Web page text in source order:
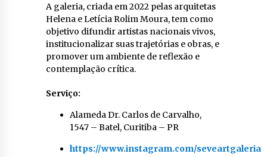
A galeria, criada em 2022 pelas arquitetas
Helena e Letícia Rolim Moura, tem como
objetivo difundir artistas nacionais vivos,
institucionalizar suas trajetórias e obras, e
promover um ambiente de reflexão e
contemplação crítica.
Serviço:
Alameda Dr. Carlos de Carvalho,
1547 – Batel, Curitiba – PR
https://www.instagram.com/seveartgaleria